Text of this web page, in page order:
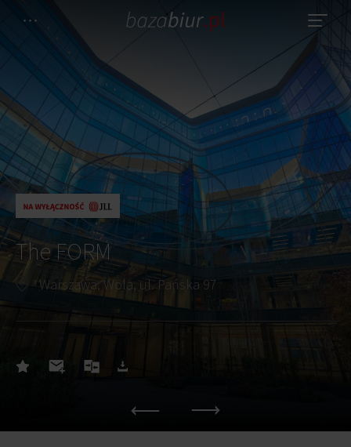
The FORM
Warszawa, Wola, ul. Pańska 97